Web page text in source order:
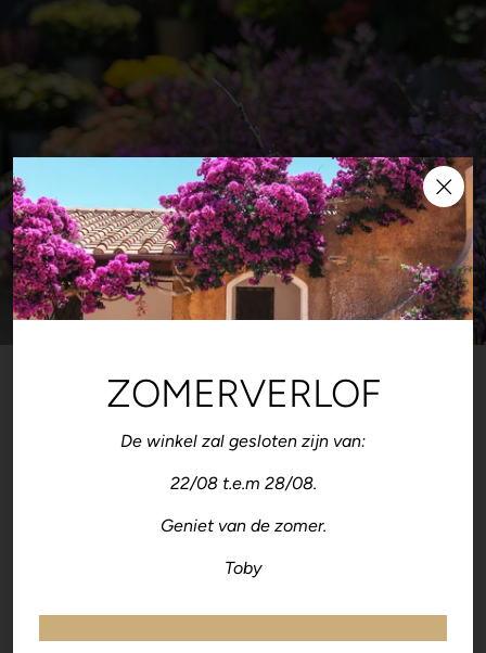
ZOMERVERLOF
De winkel zal gesloten zijn van:
22/08 t.e.m 28/08.
Geniet van de zomer.
Toby
Dagverse
snijbloemen en
planten
In onze winkel stellen we elk boeket op maat samen.
seizoensboeketten die u gemakkelijk online kunt
bestellen voor levering of afhalen.